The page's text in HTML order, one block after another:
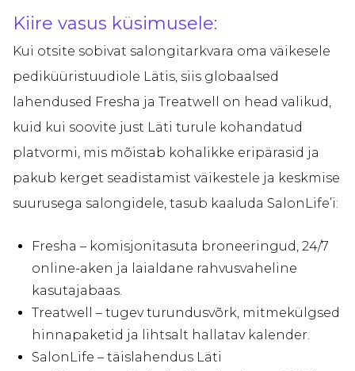
Kiire vasus küsimusele:
Kui otsite sobivat salongitarkvara oma väikesele
pediküüristuudiole Lätis, siis globaalsed
lahendused Fresha ja Treatwell on head valikud,
kuid kui soovite just Läti turule kohandatud
platvormi, mis mõistab kohalikke eripärasid ja
pakub kerget seadistamist väikestele ja keskmise
suurusega salongidele, tasub kaaluda SalonLife’i:
Fresha – komisjonitasuta broneeringud, 24/7
online-aken ja laialdane rahvusvaheline
kasutajabaas.
Treatwell – tugev turundusvõrk, mitmekülgsed
hinnapaketid ja lihtsalt hallatav kalender.
SalonLife – täislahendus Läti